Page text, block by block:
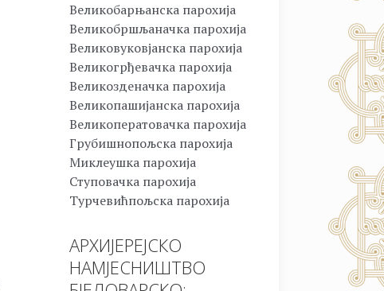
Великобарњанска парохија
Великобршљаначка парохија
Великовуковјанска парохија
Великогрђевачка парохија
Великозденачка парохија
Великопашијанска парохија
Великоператовачка парохија
Грубишнопољска парохија
Миклеушка парохија
Ступовачка парохија
Турчевићпољска парохија
АРХИЈЕРЕЈСКО
НАМЈЕСНИШТВО